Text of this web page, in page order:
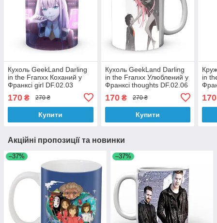
Кухоль GeekLand Darling
in the Franxx Коханий у
Франксі girl DF.02.03
170 ₴ 270 ₴
Купити
Кухоль GeekLand Darling
in the Franxx Улюблений у
Франксі thoughts DF.02.06
170₴ 270 ₴
Купити
in
170
Акційні пропозиції та новинки
–37% –37%